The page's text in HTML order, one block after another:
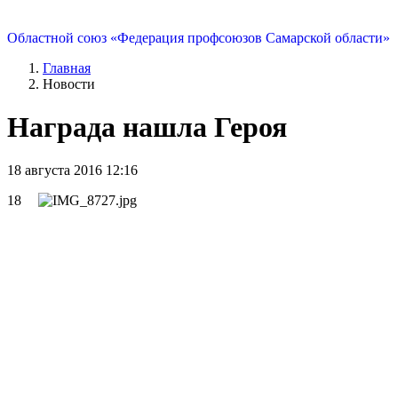
Областной союз «Федерация профсоюзов Самарской области»
Главная
Новости
Награда нашла Героя
18 августа 2016 12:16
18